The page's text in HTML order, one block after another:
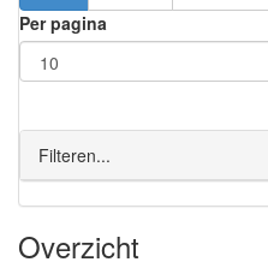
Per pagina
Filteren...
Overzicht